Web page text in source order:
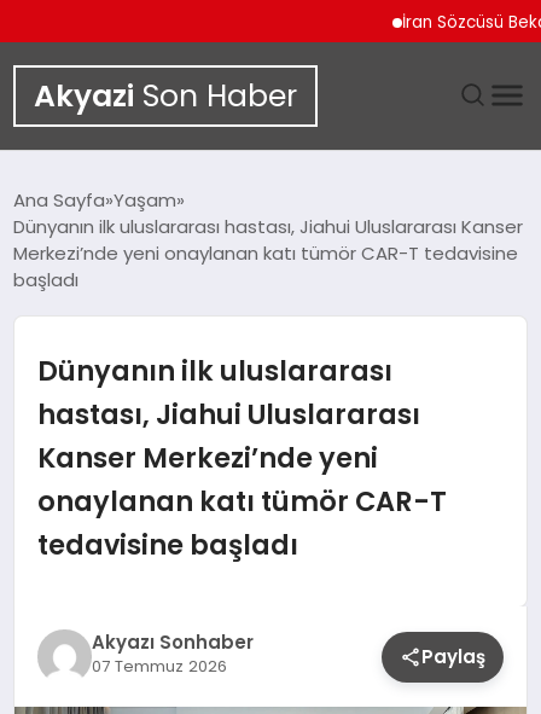
İran Sözcüsü
Akyazi Son Haber
SIYASET
EKONOMI
SPOR
TEKNOLOJI
YAŞAM
Ana Sayfa Yaşam
Dünyanın ilk uluslararası hastası, Jiahui Uluslararası Kanser
Merkezi’nde yeni onaylanan katı tümör CAR-T tedavisine
başladı
Dünyanın ilk uluslararası
hastası, Jiahui Uluslararası
Kanser Merkezi’nde yeni
onaylanan katı tümör CAR-T
tedavisine başladı
Akyazı Sonhaber
07 Temmuz 2026 Paylaş